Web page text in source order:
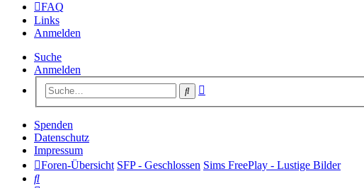
FAQ
Links
Anmelden
Suche
Anmelden
Suche
Spenden
Datenschutz
Impressum
Foren-Übersicht SFP - Geschlossen Sims FreePlay - Lustige Bilder
Suche